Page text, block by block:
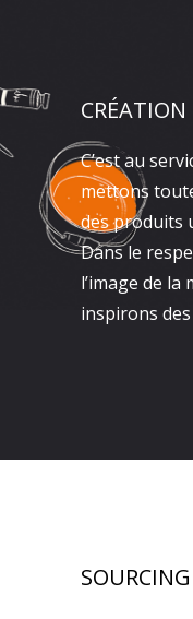
CRÉATION
C’est au
mettons
des produits
Dans le
l’image de
inspirons
SOURCING